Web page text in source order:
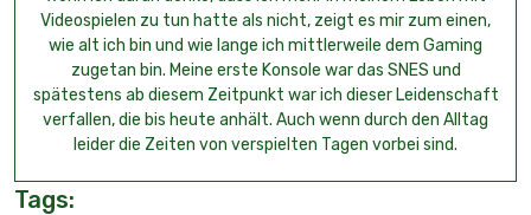
Videospielen zu tun hatte als nicht, zeigt es mir zum einen,
wie alt ich bin und wie lange ich mittlerweile dem Gaming
zugetan bin. Meine erste Konsole war das SNES und
spätestens ab diesem Zeitpunkt war ich dieser Leidenschaft
verfallen, die bis heute anhält. Auch wenn durch den Alltag
leider die Zeiten von verspielten Tagen vorbei sind.
Tags: